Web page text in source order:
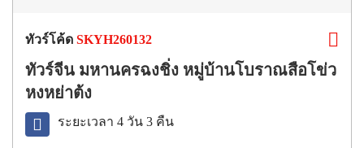
ทัวร์โค้ด SKYH260132
ทัวร์จีน มหานครฉงชิ่ง หมู่บ้านโบราณสือโข่ว
หงหย่าต้ง
ระยะเวลา 4 วัน 3 คืน